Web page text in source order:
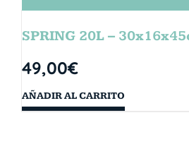
SPRING 20L –
49,00€
AÑADIR AL CARRITO